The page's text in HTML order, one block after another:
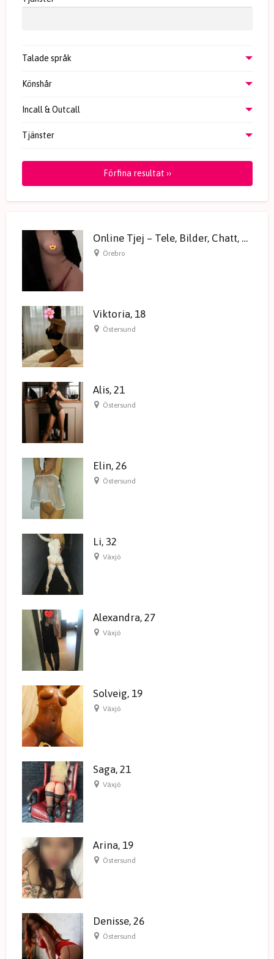
Talade språk
Könshår
Incall & Outcall
Tjänster
Förfina resultat ››
Online Tjej – Tele, Bilder, Chatt, Video
Örebro
Viktoria, 18
Östersund
Alis, 21
Östersund
Elin, 26
Östersund
Li, 32
Växjö
Alexandra, 27
Växjö
Solveig, 19
Växjö
Saga, 21
Växjö
Arina, 19
Östersund
Denisse, 26
Östersund